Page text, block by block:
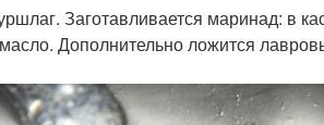
Заготавливается маринад: в
Дополнительно ложится